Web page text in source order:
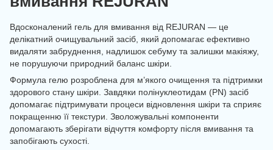
Вдосконалений гель для вмивання від REJURAN — це
делікатний очищувальний засіб, який допомагає ефективно
видаляти забруднення, надлишок себуму та залишки макіяжу,
не порушуючи природний баланс шкіри.
Формула гелю розроблена для м’якого очищення та підтримки
здорового стану шкіри. Завдяки полінуклеотидам (PN) засіб
допомагає підтримувати процеси відновлення шкіри та сприяє
покращенню її текстури. Зволожувальні компоненти
допомагають зберігати відчуття комфорту після вмивання та
запобігають сухості.